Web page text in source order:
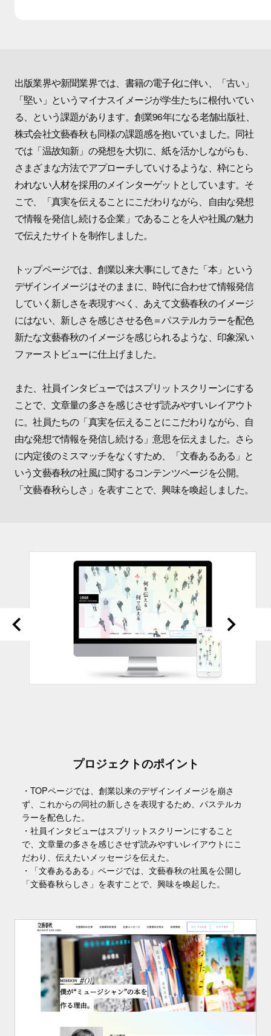
出版業界や新聞業界では、書籍の電子化に伴い、「古い」
「堅い」というマイナスイメージが学生たちに根付いてい
る、という課題があります。創業96年になる老舗出版社、
株式会社文藝春秋も同様の課題感を抱いていました。同社
では「温故知新」の発想を大切に、紙を活かしながらも、
さまざまな方法でアプローチしていけるような、枠にとら
われない人材を採用のメインターゲットとしています。そ
こで、「真実を伝えることにこだわりながら、自由な発想
で情報を発信し続ける企業」であることを人や社風の魅力
で伝えたサイトを制作しました。
トップページでは、創業以来大事にしてきた「本」という
デザインイメージはそのままに、時代に合わせて情報発信
していく新しさを表現すべく、あえて文藝春秋のイメージ
にはない、新しさを感じさせる色＝パステルカラーを配色
新たな文藝春秋のイメージを感じられるような、印象深い
ファーストビューに仕上げました。
また、社員インタビューではスプリットスクリーンにする
ことで、文章量の多さを感じさせず読みやすいレイアウト
に。社員たちの「真実を伝えることにこだわりながら、自
由な発想で情報を発信し続ける」意思を伝えました。さら
に内定後のミスマッチをなくすため、「文春あるある」と
いう文藝春秋の社風に関するコンテンツページを公開。
「文藝春秋らしさ」を表すことで、興味を喚起しました。
プロジェクトのポイント
・TOPページでは、創業以来のデザインイメージを崩さ
ず、これからの同社の新しさを表現するため、パステルカ
ラーを配色した。
・社員インタビューはスプリットスクリーンにすること
で、文章量の多さを感じさせず読みやすいレイアウトにこ
だわり、伝えたいメッセージを伝えた。
・「文春あるある」ページでは、文藝春秋の社風を公開し
「文藝春秋らしさ」を表すことで、興味を喚起した。